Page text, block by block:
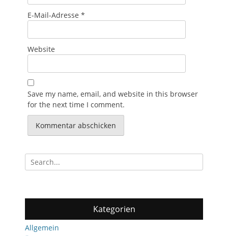
E-Mail-Adresse *
Website
Save my name, email, and website in this browser
for the next time I comment.
Search
for:
Kategorien
Allgemein